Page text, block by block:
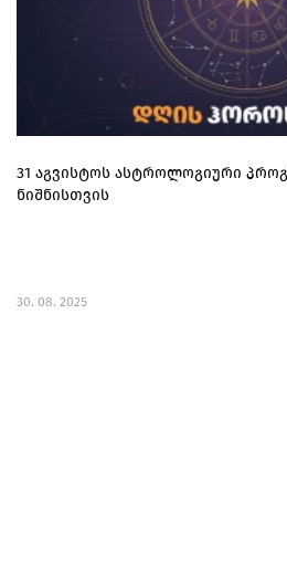
31 აგვისტოს ასტროლოგიური
ნიშნისთვის
30. 08. 2025